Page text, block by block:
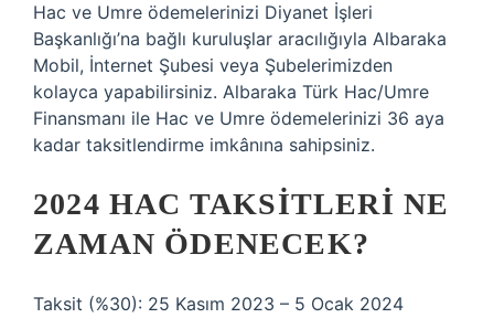
Hac ve Umre ödemelerinizi Diyanet İşleri
Başkanlığı’na bağlı kuruluşlar aracılığıyla Albaraka
Mobil, İnternet Şubesi veya Şubelerimizden
kolayca yapabilirsiniz. Albaraka Türk Hac/Umre
Finansmanı ile Hac ve Umre ödemelerinizi 36 aya
kadar taksitlendirme imkânına sahipsiniz.
2024 HAC TAKSITLERI NE
ZAMAN ÖDENECEK?
Taksit (%30): 25 Kasım 2023 – 5 Ocak 2024